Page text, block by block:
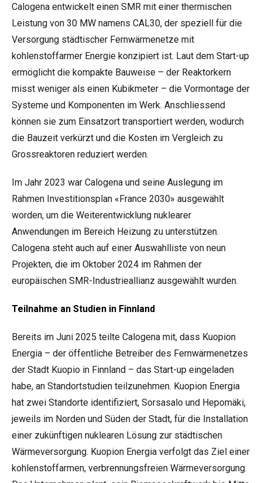
Calogena entwickelt einen SMR mit einer thermischen
Leistung von 30 MW namens CAL30, der speziell für die
Versorgung städtischer Fernwärmenetze mit
kohlenstoffarmer Energie konzipiert ist. Laut dem Start-up
ermöglicht die kompakte Bauweise – der Reaktorkern
misst weniger als einen Kubikmeter – die Vormontage der
Systeme und Komponenten im Werk. Anschliessend
können sie zum Einsatzort transportiert werden, wodurch
die Bauzeit verkürzt und die Kosten im Vergleich zu
Grossreaktoren reduziert werden.
Im Jahr 2023 war Calogena und seine Auslegung im
Rahmen Investitionsplan «France 2030» ausgewählt
worden, um die Weiterentwicklung nuklearer
Anwendungen im Bereich Heizung zu unterstützen.
Calogena steht auch auf einer Auswahlliste von neun
Projekten, die im Oktober 2024 im Rahmen der
europäischen SMR-Industrieallianz ausgewählt wurden.
Teilnahme an Studien in Finnland
Bereits im Juni 2025 teilte Calogena mit, dass Kuopion
Energia – der öffentliche Betreiber des Fernwärmenetzes
der Stadt Kuopio in Finnland – das Start-up eingeladen
habe, an Standortstudien teilzunehmen. Kuopion Energia
hat zwei Standorte identifiziert, Sorsasalo und Hepomäki,
jeweils im Norden und Süden der Stadt, für die Installation
einer zukünftigen nuklearen Lösung zur städtischen
Wärmeversorgung. Kuopion Energia verfolgt das Ziel einer
kohlenstoffarmen, verbrennungsfreien Wärmeversorgung.